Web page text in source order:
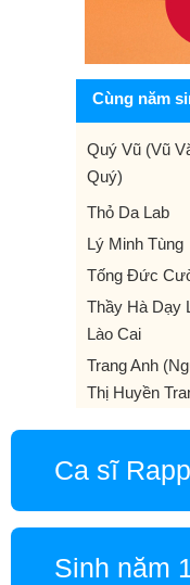
Cùng năm
Quý Vũ (Vũ
Quý)
Thỏ Da Lab
Lý Minh Tùng
Tống Đức
Thầy Hà Dạy
Lào Cai
Trang Anh
Thị Huyền
Ca sĩ
Sinh năm